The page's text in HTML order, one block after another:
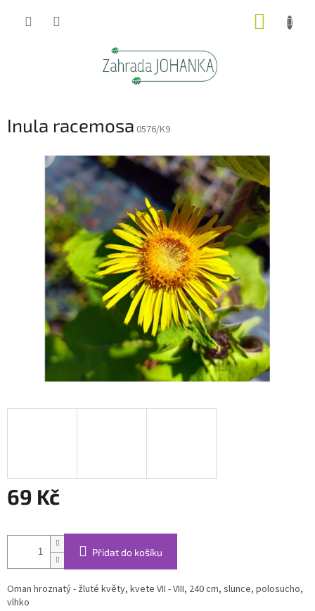
Inula racemosa 0576/K9
69 Kč
cena:
Přidat do košíku
Oman hroznatý - žluté květy, kvete VII - VIII, 240 cm, slunce, polosucho,
vlhko